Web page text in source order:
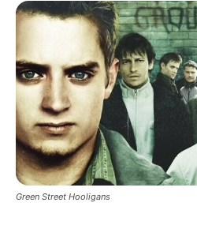
Green Street Hooligans